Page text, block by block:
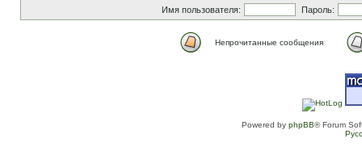
Имя пользователя: Пароль:
Непрочитанные сообщения
Powered by phpBB® Forum